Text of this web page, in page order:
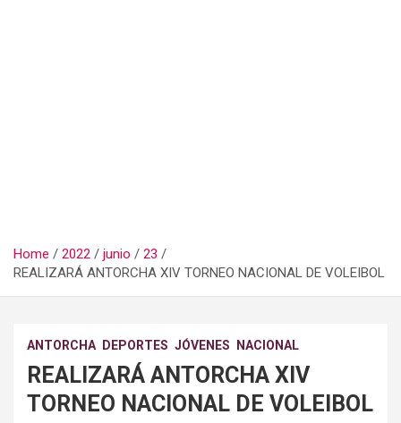
Home 2022 junio
23
REALIZARÁ ANTORCHA XIV TORNEO NACIONAL DE VOLEIBOL
ANTORCHA DEPORTES JÓVENES NACIONAL
REALIZARÁ ANTORCHA XIV
TORNEO NACIONAL DE VOLEIBOL